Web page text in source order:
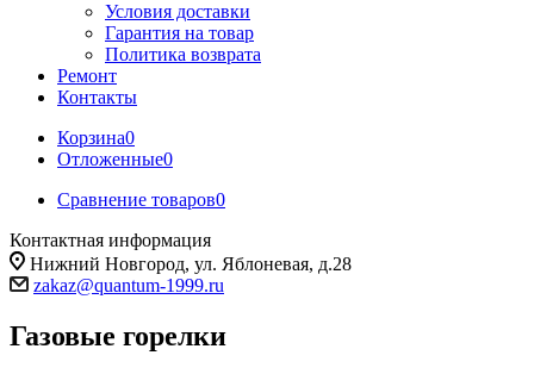
Условия доставки
Гарантия на товар
Политика возврата
Ремонт
Контакты
Корзина0
Отложенные0
Сравнение товаров0
Контактная информация
Нижний Новгород, ул. Яблоневая, д.28
zakaz@quantum-1999.ru
Газовые горелки